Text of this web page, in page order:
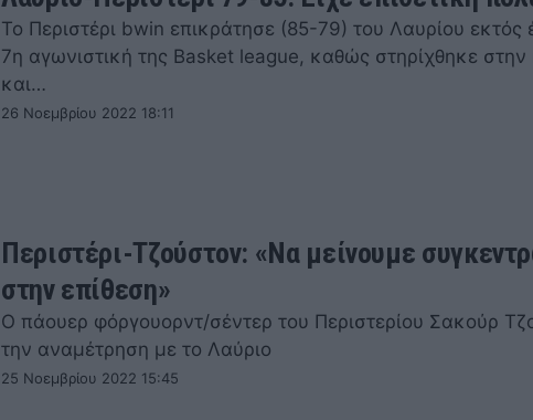
Το Περιστέρι bwin επικράτησε (85-79) του Λαυρίου εκτός
7η αγωνιστική της Basket league, καθώς στηρίχθηκε
και…
26 Νοεμβρίου 2022 18:11
Περιστέρι-Τζούστον: «Να μείνουμε
στην επίθεση»
Ο πάουερ φόργουορντ/σέντερ του Περιστερίου Σακούρ
την αναμέτρηση με το Λαύριο
25 Νοεμβρίου 2022 15:45